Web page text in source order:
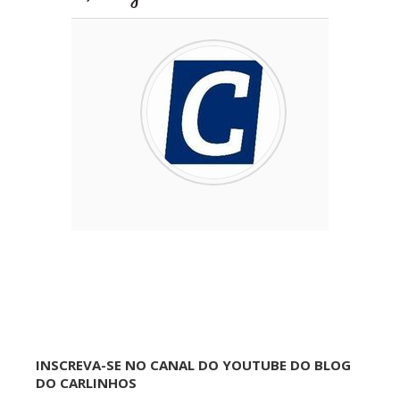
INSCREVA-SE NO CANAL DO YOUTUBE DO BLOG
DO CARLINHOS